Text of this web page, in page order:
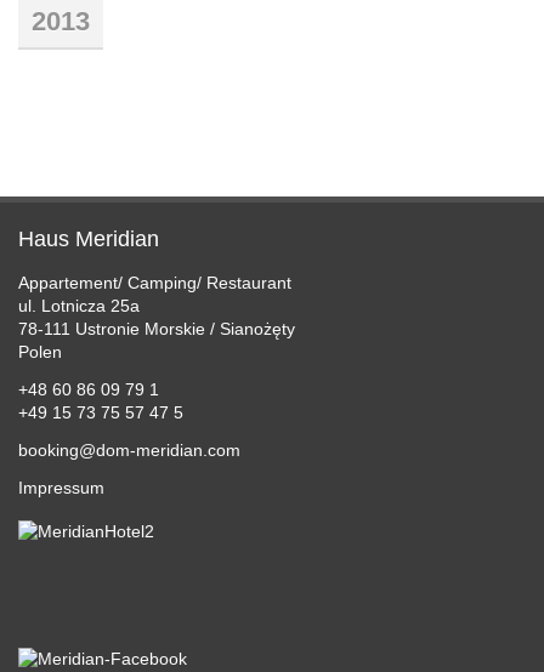
CAMPING
ANGEBOTE
ERLEBEN
SERVICE
ANFAHRT
SPRACHFÜHRER
2013
Haus Meridian
Appartement/ Camping/ Restaurant
ul. Lotnicza 25a
78-111 Ustronie Morskie / Sianożęty
Polen
+48 60 86 09 79 1
+49 15 73 75 57 47 5
booking@dom-meridian.com
Impressum